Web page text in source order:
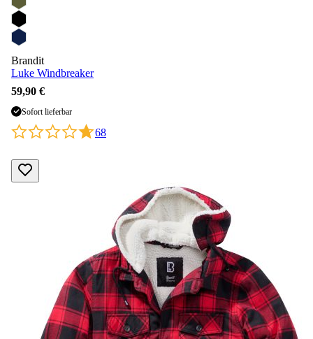
Brandit
Luke Windbreaker
59,90 €
Sofort lieferbar
68